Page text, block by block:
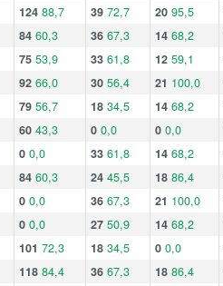
124 88,7 39 72,7 20 95,5
84 60,3 36 67,3 14 68,2
75 53,9 33 61,8 12 59,1
92 66,0 30 56,4 21 100,0
79 56,7 18 34,5 14 68,2
60 43,3 0 0,0 0 0,0
0 0,0 33 61,8 14 68,2
84 60,3 24 45,5 18 86,4
0 0,0 36 67,3 21 100,0
0 0,0 27 50,9 14 68,2
101 72,3 18 34,5 0 0,0
118 84,4 36 67,3 18 86,4